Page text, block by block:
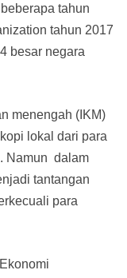
tahun
tahun 2017
besar negara
menengah (IKM)
lokal dari para
Namun dalam
tantangan
para